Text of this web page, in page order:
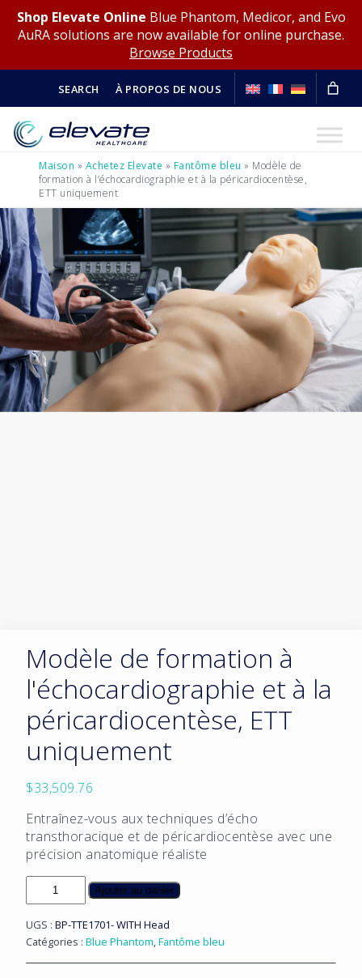
Shop Elevate Online Blue Phantom, Medicor, and Evo
AuRA solutions are now available for online purchase.
Browse Products
SEARCH À PROPOS DE NOUS
Maison » Achetez Elevate » Fantôme bleu » Modèle de
formation à l’échocardiographie et à la péricardiocentèse,
ETT uniquement
Modèle de formation à
l'échocardiographie et à la
péricardiocentèse, ETT
uniquement
$33,509.76
Entraînez-vous aux techniques d’écho
transthoracique et de péricardiocentèse avec une
précision anatomique réaliste
quantité
de
Modèle
de
Ajouter au panier
UGS : BP-TTE1701- WITH Head
Catégories : Blue Phantom,Fantôme bleu